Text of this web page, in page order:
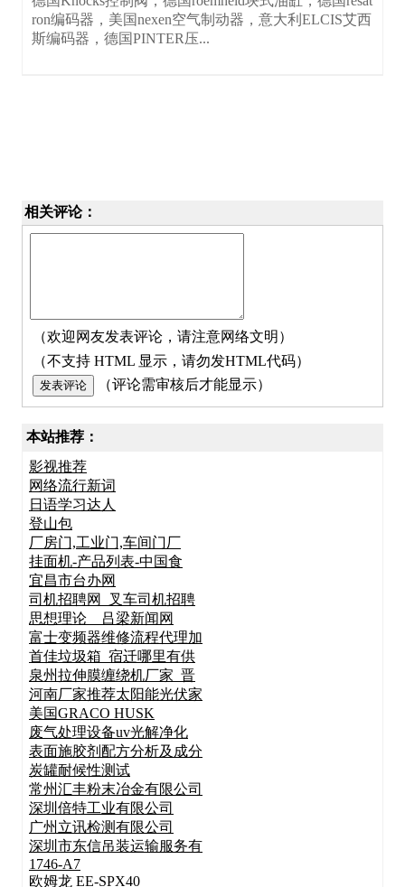
ron编码器，美国nexen空气制动器，意大利ELCIS艾西
斯编码器，德国PINTER压...
相关评论：
（欢迎网友发表评论，请注意网络文明）
（不支持 HTML 显示，请勿发HTML代码）
（评论需审核后才能显示）
本站推荐：
影视推荐
网络流行新词
日语学习达人
登山包
厂房门,工业门,车间门厂
挂面机-产品列表-中国食
宜昌市台办网
司机招聘网_叉车司机招聘
思想理论__吕梁新闻网
富士变频器维修流程代理加
首佳垃圾箱_宿迁哪里有供
泉州拉伸膜缠绕机厂家_晋
河南厂家推荐太阳能光伏家
美国GRACO HUSK
废气处理设备uv光解净化
表面施胶剂配方分析及成分
炭罐耐候性测试
常州汇丰粉末冶金有限公司
深圳倍特工业有限公司
广州立讯检测有限公司
深圳市东信吊装运输服务有
1746-A7
欧姆龙 EE-SPX40